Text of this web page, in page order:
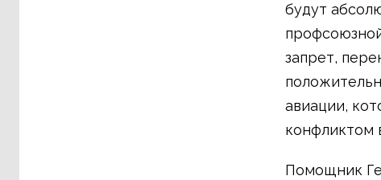
будут
запрет,
авиации,
конфликтом
Помощник